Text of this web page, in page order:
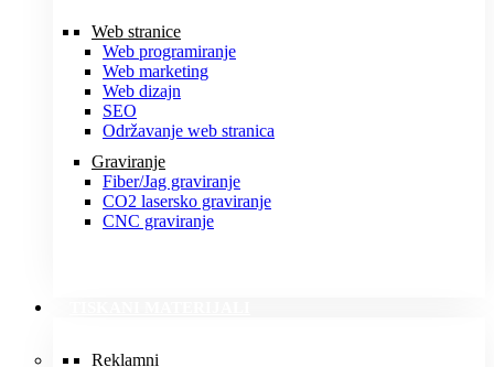
Web stranice
Web programiranje
Web marketing
Web dizajn
SEO
Održavanje web stranica
Graviranje
Fiber/Jag graviranje
CO2 lasersko graviranje
CNC graviranje
Reklamni